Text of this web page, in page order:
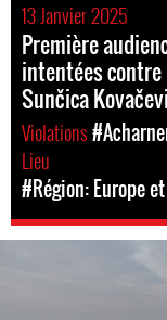
13 Janvier 2025
Première
intentées contre
Sunčica
Violations
Lieu
#Région: Europe